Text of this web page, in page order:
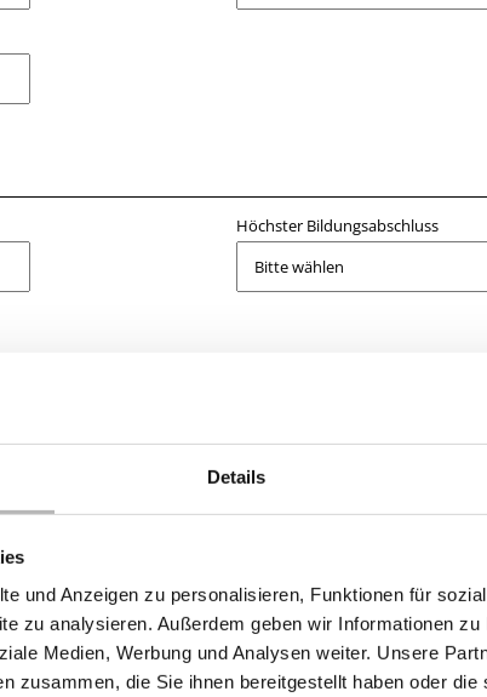
Details
und Anzeigen zu personalisieren, Funktionen für
zu analysieren. Außerdem geben wir Informationen
Medien, Werbung und Analysen weiter. Unsere
zusammen, die Sie ihnen bereitgestellt haben oder
Höchster Bildungsabschluss